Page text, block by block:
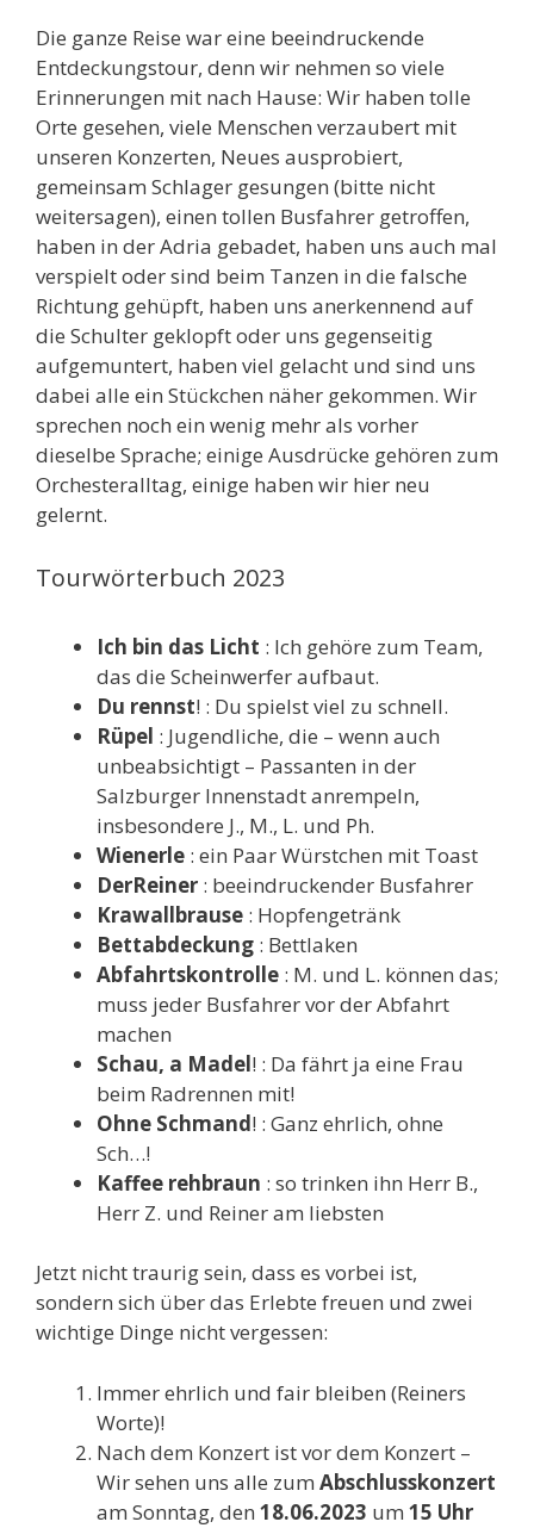
Die ganze Reise war eine beeindruckende
Entdeckungstour, denn wir nehmen so viele
Erinnerungen mit nach Hause: Wir haben tolle
Orte gesehen, viele Menschen verzaubert mit
unseren Konzerten, Neues ausprobiert,
gemeinsam Schlager gesungen (bitte nicht
weitersagen), einen tollen Busfahrer getroffen,
haben in der Adria gebadet, haben uns auch mal
verspielt oder sind beim Tanzen in die falsche
Richtung gehüpft, haben uns anerkennend auf
die Schulter geklopft oder uns gegenseitig
aufgemuntert, haben viel gelacht und sind uns
dabei alle ein Stückchen näher gekommen. Wir
sprechen noch ein wenig mehr als vorher
dieselbe Sprache; einige Ausdrücke gehören zum
Orchesteralltag, einige haben wir hier neu
gelernt.
Tourwörterbuch 2023
Ich bin das Licht : Ich gehöre zum Team,
das die Scheinwerfer aufbaut.
Du rennst! : Du spielst viel zu schnell.
Rüpel : Jugendliche, die – wenn auch
unbeabsichtigt – Passanten in der
Salzburger Innenstadt anrempeln,
insbesondere J., M., L. und Ph.
Wienerle : ein Paar Würstchen mit Toast
DerReiner : beeindruckender Busfahrer
Krawallbrause : Hopfengetränk
Bettabdeckung : Bettlaken
Abfahrtskontrolle : M. und L. können das;
muss jeder Busfahrer vor der Abfahrt
machen
Schau, a Madel! : Da fährt ja eine Frau
beim Radrennen mit!
Ohne Schmand! : Ganz ehrlich, ohne
Sch…!
Kaffee rehbraun : so trinken ihn Herr B.,
Herr Z. und Reiner am liebsten
Jetzt nicht traurig sein, dass es vorbei ist,
sondern sich über das Erlebte freuen und zwei
wichtige Dinge nicht vergessen:
Immer ehrlich und fair bleiben (Reiners
Worte)!
Nach dem Konzert ist vor dem Konzert –
Wir sehen uns alle zum Abschlusskonzert
am Sonntag, den 18.06.2023 um 15 Uhr